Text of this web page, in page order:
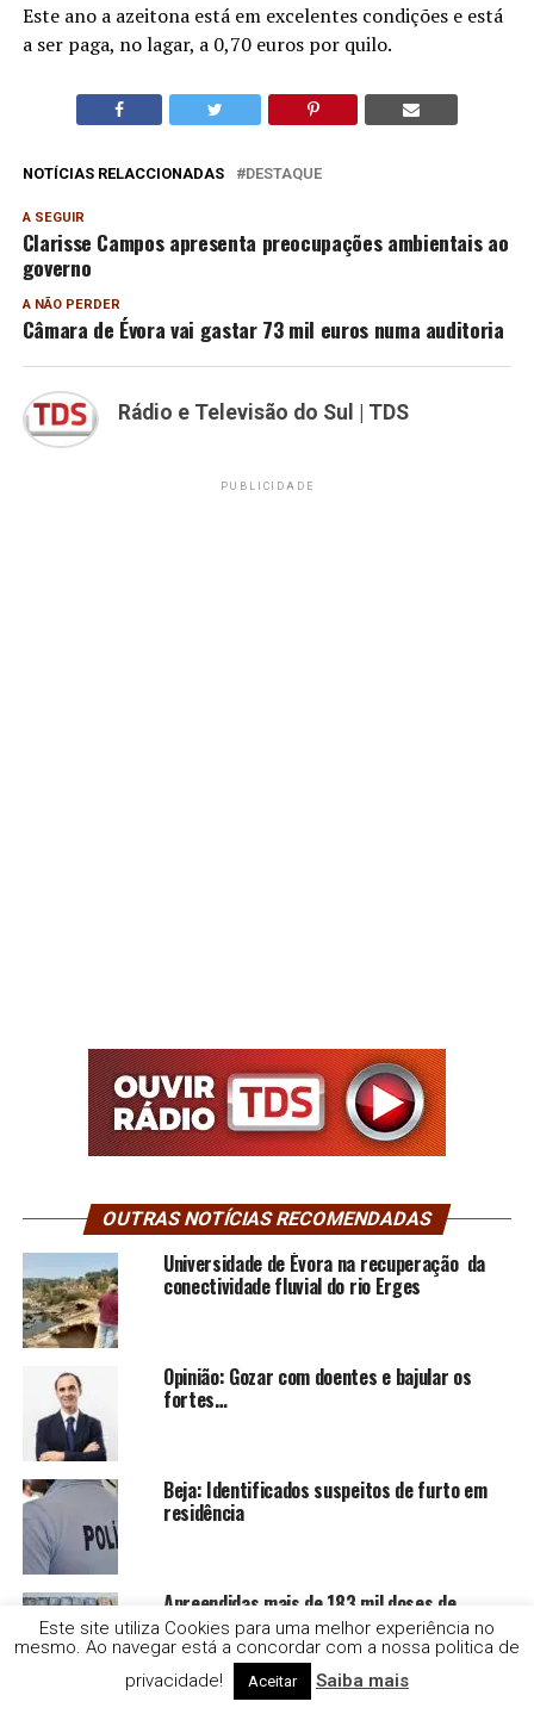
Este ano a azeitona está em excelentes condições e está
a ser paga, no lagar, a 0,70 euros por quilo.
NOTÍCIAS RELACCIONADAS DESTAQUE
A SEGUIR
Clarisse Campos apresenta preocupações ambientais ao
governo
A NÃO PERDER
Câmara de Évora vai gastar 73 mil euros numa auditoria
Rádio e Televisão do Sul | TDS
PUBLICIDADE
OUTRAS NOTÍCIAS RECOMENDADAS
Universidade de Évora na recuperação da
conectividade fluvial do rio Erges
Opinião: Gozar com doentes e bajular os
fortes…
Beja: Identificados suspeitos de furto em
residência
Apreendidas mais de 183 mil doses de
cocaína, em Grândola.
Este site utiliza Cookies para uma melhor experiência no
mesmo. Ao navegar está a concordar com a nossa politica de
privacidade!
Aceitar Saiba mais